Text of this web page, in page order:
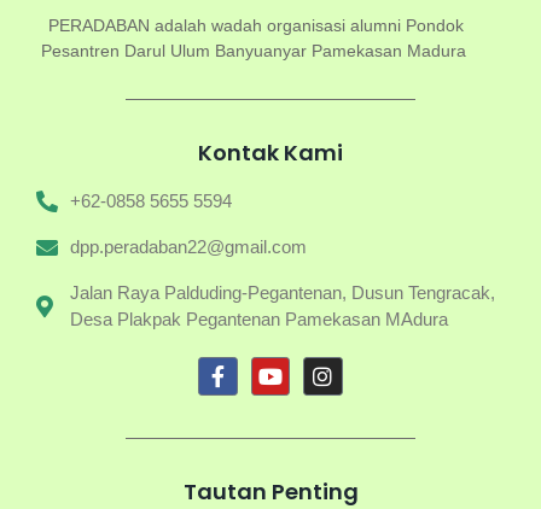
PERADABAN adalah wadah organisasi alumni Pondok
Pesantren Darul Ulum Banyuanyar Pamekasan Madura
Kontak Kami
+62-0858 5655 5594
dpp.peradaban22@gmail.com
Jalan Raya Palduding-Pegantenan, Dusun Tengracak,
Desa Plakpak Pegantenan Pamekasan MAdura
Tautan Penting